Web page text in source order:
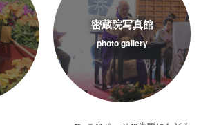
密蔵院写真館
photo gallery